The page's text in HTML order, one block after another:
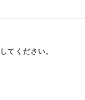
てください。